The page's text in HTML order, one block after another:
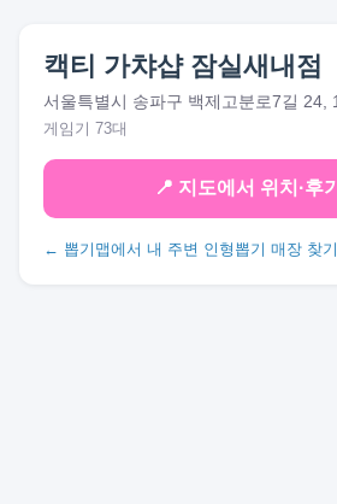
캑티 가챠샵 잠실새내점
서울특별시 송파구 백제고분로7길 24,
게임기 73대
📍 지도에서 위치·후
← 뽑기맵에서 내 주변 인형뽑기 매장 찾기